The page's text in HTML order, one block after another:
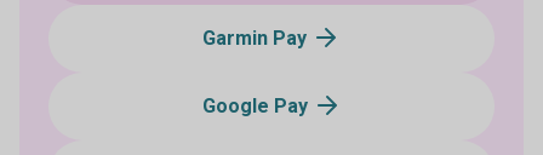
Garmin Pay
Google Pay